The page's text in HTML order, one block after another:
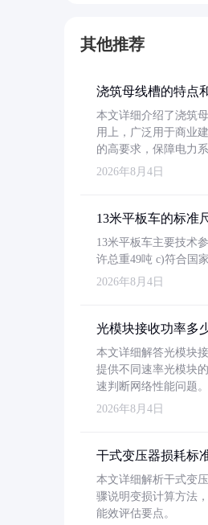
其他推荐
浇筑母线槽的特点
本文详细介绍了浇筑
用上，广泛用于商业
的高要求，保障电力
2026年8月4日
13米平板车的标准
13米平板车主要技术
许总重49吨 c)符合国
2026年8月4日
光模块接收功率多
本文详细解答光模块
提供不同速率光模块
速判断网络性能问题。
2026年8月4日
干式变压器损耗标
本文详细解析干式变
骤说明变损计算方法
能效评估要点。